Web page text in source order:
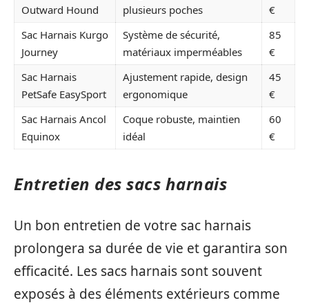
Outward Hound
plusieurs poches
€
Sac Harnais Kurgo
Journey
Système de sécurité,
matériaux imperméables
85
€
Sac Harnais
PetSafe EasySport
Ajustement rapide, design
ergonomique
45
€
Sac Harnais Ancol
Equinox
Coque robuste, maintien
idéal
60
€
Entretien des sacs harnais
Un bon entretien de votre sac harnais
prolongera sa durée de vie et garantira son
efficacité. Les sacs harnais sont souvent
exposés à des éléments extérieurs comme